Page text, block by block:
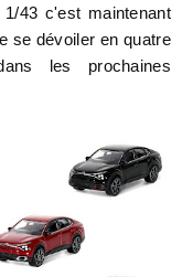
43 c'est maintenant
se dévoiler en quatre
les prochaines